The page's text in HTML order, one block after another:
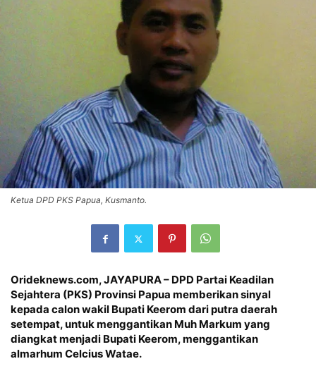
Ketua DPD PKS Papua, Kusmanto.
Orideknews.com, JAYAPURA – DPD Partai Keadilan
Sejahtera (PKS) Provinsi Papua memberikan sinyal
kepada calon wakil Bupati Keerom dari putra daerah
setempat, untuk menggantikan Muh Markum yang
diangkat menjadi Bupati Keerom, menggantikan
almarhum Celcius Watae.